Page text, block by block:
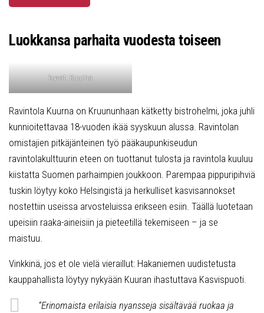
Luokkansa parhaita vuodesta toiseen
kuvat: Kuurna
Ravintola Kuurna on Kruununhaan kätketty bistrohelmi, joka juhli
kunnioitettavaa 18-vuoden ikää syyskuun alussa. Ravintolan
omistajien pitkäjänteinen työ pääkaupunkiseudun
ravintolakulttuurin eteen on tuottanut tulosta ja ravintola kuuluu
kiistatta Suomen parhaimpien joukkoon. Parempaa pippuripihviä
tuskin löytyy koko Helsingistä ja herkulliset kasvisannokset
nostettiin useissa arvosteluissa erikseen esiin. Täällä luotetaan
upeisiin raaka-aineisiin ja pieteetillä tekemiseen – ja se
maistuu.
Vinkkinä, jos et ole vielä vieraillut: Hakaniemen uudistetusta
kauppahallista löytyy nykyään Kuuran ihastuttava Kasvispuoti.
“Erinomaista erilaisia nyansseja sisältävää ruokaa ja